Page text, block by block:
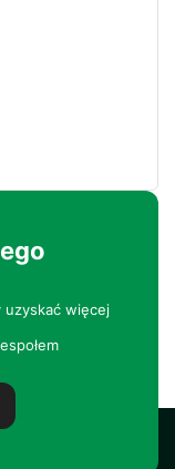
uzyskać więcej